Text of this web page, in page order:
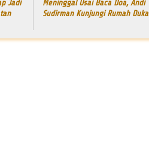
Jadi
Meninggal Usai Baca Doa, Andi
Sudirman Kunjungi Rumah Duka